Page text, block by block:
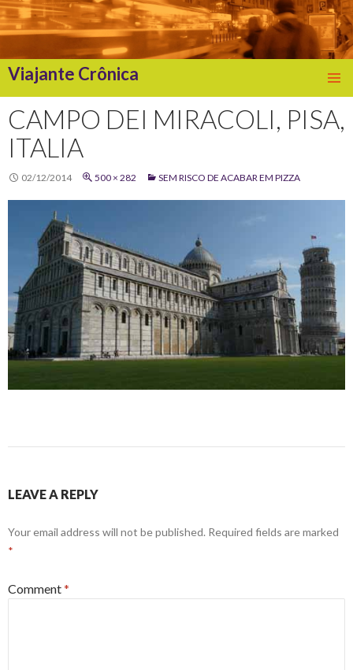
Viajante Crônica
TO
CONTENT
CAMPO DEI MIRACOLI, PISA,
ITALIA
02/12/2014 500 × 282 SEM RISCO DE ACABAR EM PIZZA
LEAVE A REPLY
Your email address will not be published. Required fields are marked
*
Comment*